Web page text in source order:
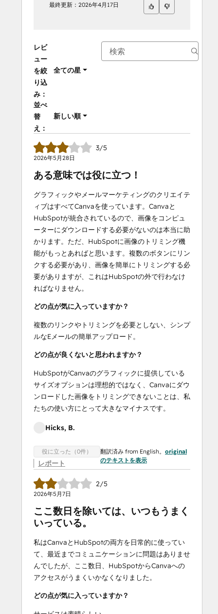
最終更新： 2026年4月17日
レビ
ュー
を絞
り込
み：
全ての星
並べ
替
え：
新しい順
3/5
2026年5月28日
ある意味では役に立つ！
グラフィックやメールマーケティングのクリエイテ
ィブはすべてCanvaを使っています。Canvaと
HubSpotが統合されているので、画像をコンピュ
ーターにダウンロードする必要がないのは本当に助
かります。ただ、HubSpotに画像のトリミング機
能がもっとあればと思います。複数のボタンにリン
クする必要があり、画像を簡単にトリミングする必
要がありますが、これはHubSpotの外で行わなけ
ればなりません。
どの点が気に入っていますか？
複数のリンクやトリミングを必要としない、シンプ
ルなEメールの簡単アップロード。
どの点が良くないと思われますか？
HubSpotがCanvaのグラフィックに提供している
サイズオプションは理想的ではなく、Canvaにダウ
ンロードした画像をトリミングできないことは、私
たちの使い方にとって大きなマイナスです。
Hicks, B.
役に立った（0件）
レポート
翻訳済み from English。 original
のテキストを表示
2/5
2026年5月7日
ここ数日を除いては、いつもうまく
いっている。
私はCanvaとHubSpotの両方を日常的に使ってい
て、最近までコミュニケーションに問題はありませ
んでしたが、ここ数日、HubSpotからCanvaへの
アクセスがうまくいかなくなりました。
どの点が気に入っていますか？